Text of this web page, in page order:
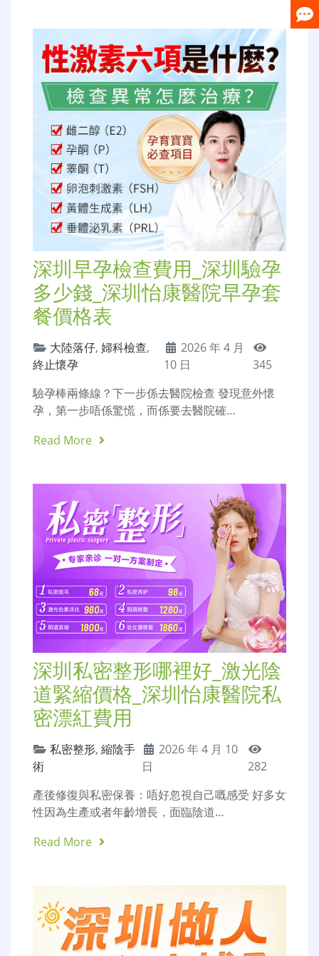
深圳早孕檢查費用_深圳驗孕
多少錢_深圳怡康醫院早孕套
餐價格表
大陸落仔, 婦科檢查,
終止懷孕
2026 年 4 月
10 日
345
驗孕棒兩條線？下一步係去醫院檢查 發現意外懷
孕，第一步唔係驚慌，而係要去醫院確…
Read More
深圳私密整形哪裡好_激光陰
道緊縮價格_深圳怡康醫院私
密漂紅費用
私密整形, 縮陰手
術
2026 年 4 月 10
日
282
產後修復與私密保養：唔好忽視自己嘅感受 好多女
性因為生產或者年齡增長，面臨陰道…
Read More